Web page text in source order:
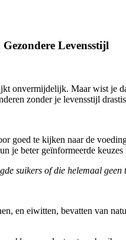
Levensstijl
onvermijdelijk. Maar wist je
zonder je levensstijl
goed te kijken naar de
je beter geïnformeerde keuzes
suikers of die helemaal geen
en eiwitten, bevatten van